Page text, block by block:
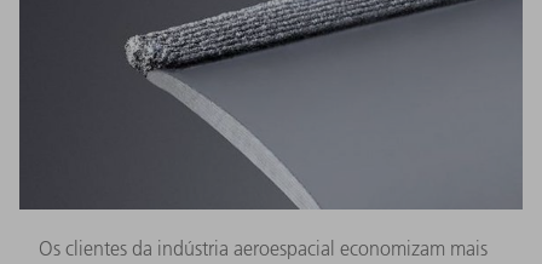
Os clientes da indústria aeroespacial economizam mais